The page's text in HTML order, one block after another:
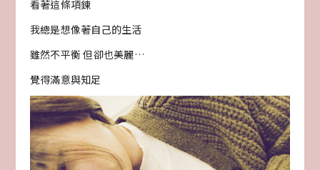
看著這條項鍊
我總是想像著自己的生活
雖然不平衡 但卻也美麗…
覺得滿意與知足